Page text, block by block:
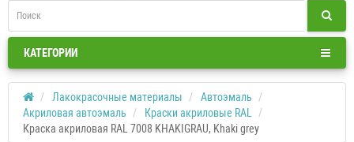
КАТЕГОРИИ
Лакокрасочные материалы
Автоэмаль
Акриловая автоэмаль
Краски акриловые RAL
Краска акриловая RAL 7008 KHAKIGRAU, Khaki grey